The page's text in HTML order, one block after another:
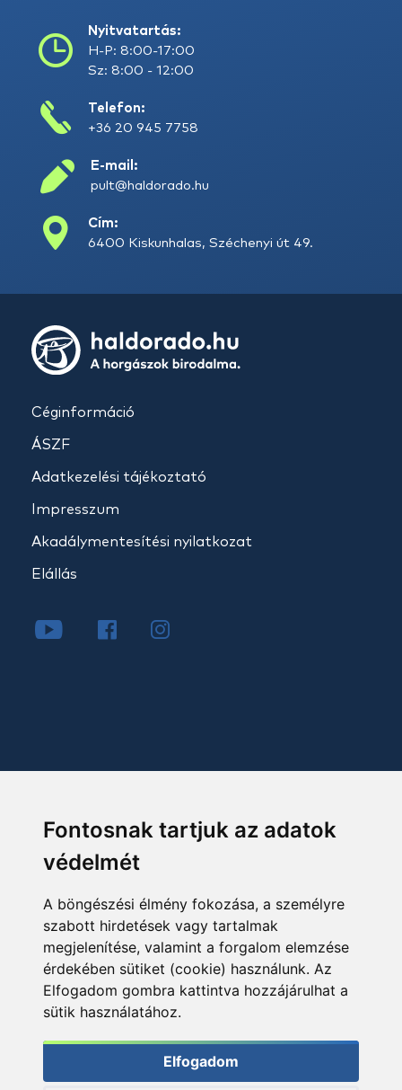
Fontosnak tartjuk az adatok
védelmét
A böngészési élmény fokozása, a személyre
szabott hirdetések vagy tartalmak
megjelenítése, valamint a forgalom elemzése
érdekében sütiket (cookie) használunk. Az
Elfogadom gombra kattintva hozzájárulhat a
sütik használatához.
Elfogadom
Nyitvatartás:
H-P: 8:00-17:00
Sz: 8:00 - 12:00
Telefon:
+36 20 945 7758
E-mail:
pult@haldorado.hu
Cím:
6400 Kiskunhalas, Széchenyi út 49.
Céginformáció
ÁSZF
Adatkezelési tájékoztató
Impresszum
Akadálymentesítési nyilatkozat
Elállás